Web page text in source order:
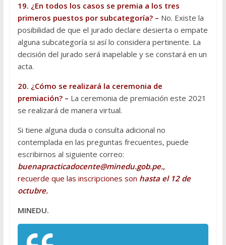
19. ¿En todos los casos se premia a los tres
primeros puestos por subcategoría? – No. Existe la
posibilidad de que el jurado declare desierta o empate
alguna subcategoría si así lo considera pertinente. La
decisión del jurado será inapelable y se constará en un
acta.
20. ¿Cómo se realizará la ceremonia de
premiación? – La ceremonia de premiación este 2021
se realizará de manera virtual.
Si tiene alguna duda o consulta adicional no
contemplada en las preguntas frecuentes, puede
escribirnos al siguiente correo:
buenapracticadocente@minedu.gob.pe.,
recuerde que las inscripciones son hasta el 12 de
octubre.
MINEDU.